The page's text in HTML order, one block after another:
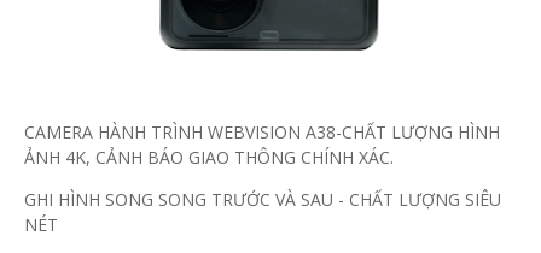
CAMERA HÀNH TRÌNH WEBVISION A38-CHẤT LƯỢNG HÌNH
ẢNH 4K, CẢNH BÁO GIAO THÔNG CHÍNH XÁC.
GHI HÌNH SONG SONG TRƯỚC VÀ SAU - CHẤT LƯỢNG SIÊU
NÉT